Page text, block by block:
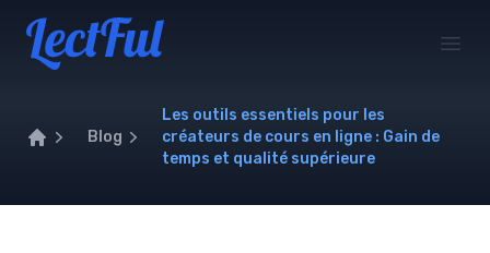
Your Company
Blog
Les outils essentiels pour les
créateurs de cours en ligne : Gain de
temps et qualité supérieure